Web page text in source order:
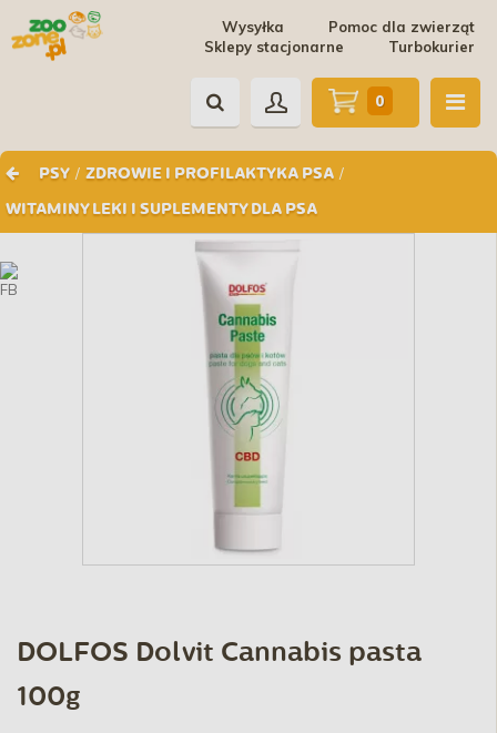
Pomoc dla zwierząt
Wysyłka
Turbokurier
Sklepy stacjonarne
PSY / ZDROWIE I PROFILAKTYKA PSA /
WITAMINY LEKI I SUPLEMENTY DLA PSA
0
DOLFOS Dolvit Cannabis pasta
100g